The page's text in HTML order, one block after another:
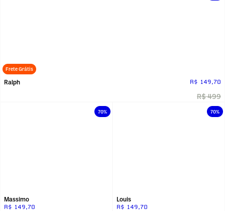
Frete Grátis
Ralph R$ 149,70
R$ 499
70%
Massimo
R$ 149,70
70%
Louis
R$ 149,70